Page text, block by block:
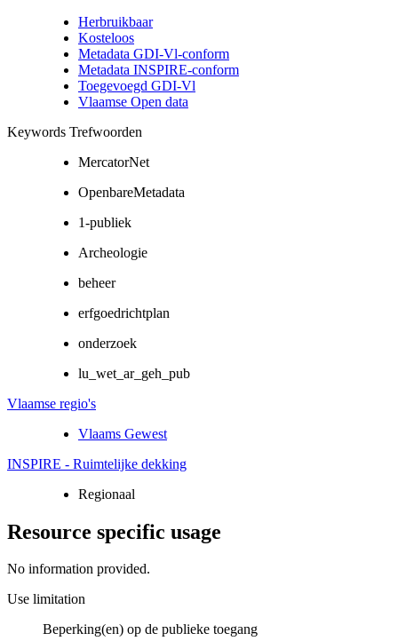
Herbruikbaar
Kosteloos
Metadata GDI-Vl-conform
Metadata INSPIRE-conform
Toegevoegd GDI-Vl
Vlaamse Open data
Keywords Trefwoorden
MercatorNet
OpenbareMetadata
1-publiek
Archeologie
beheer
erfgoedrichtplan
onderzoek
lu_wet_ar_geh_pub
Vlaamse regio's
Vlaams Gewest
INSPIRE - Ruimtelijke dekking
Regionaal
Resource specific usage
No information provided.
Use limitation
Beperking(en) op de publieke toegang